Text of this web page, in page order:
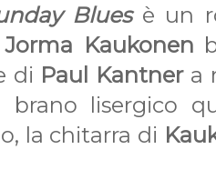
Blues è un
Jorma Kaukonen
di Paul Kantner a
brano lisergico
la chitarra di